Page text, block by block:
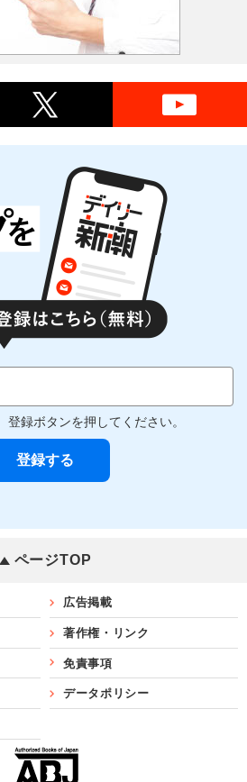
登録ボタンを押してください。
ページTOP
広告掲載
著作権・リンク
免責事項
データポリシー